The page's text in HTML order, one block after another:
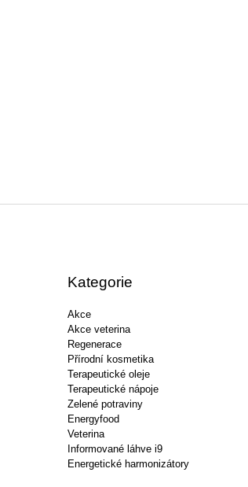
Kategorie
Akce
Akce veterina
Regenerace
Přírodní kosmetika
Terapeutické oleje
Terapeutické nápoje
Zelené potraviny
Energyfood
Veterina
Informované láhve i9
Energetické harmonizátory